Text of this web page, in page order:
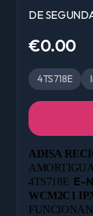
DE
€0.00
4TS718E
ADISA
4TS718E E-
WCM2C1